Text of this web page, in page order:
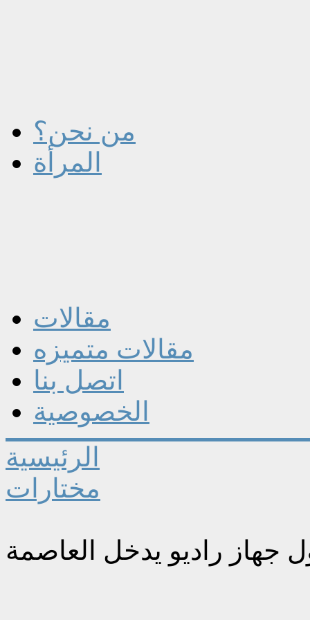
من نحن؟
المرأة
مقالات
مقالات متميزه
اتصل بنا
الخصوصية
الرئيسية
مختارات
جهاز راديو يدخل العاصمة